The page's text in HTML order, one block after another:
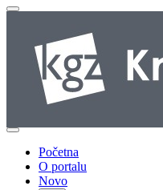
Početna
O portalu
Novo